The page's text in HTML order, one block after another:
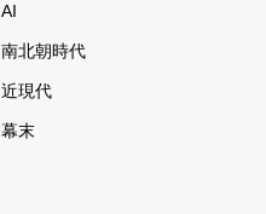
AI
南北朝時代
近現代
幕末